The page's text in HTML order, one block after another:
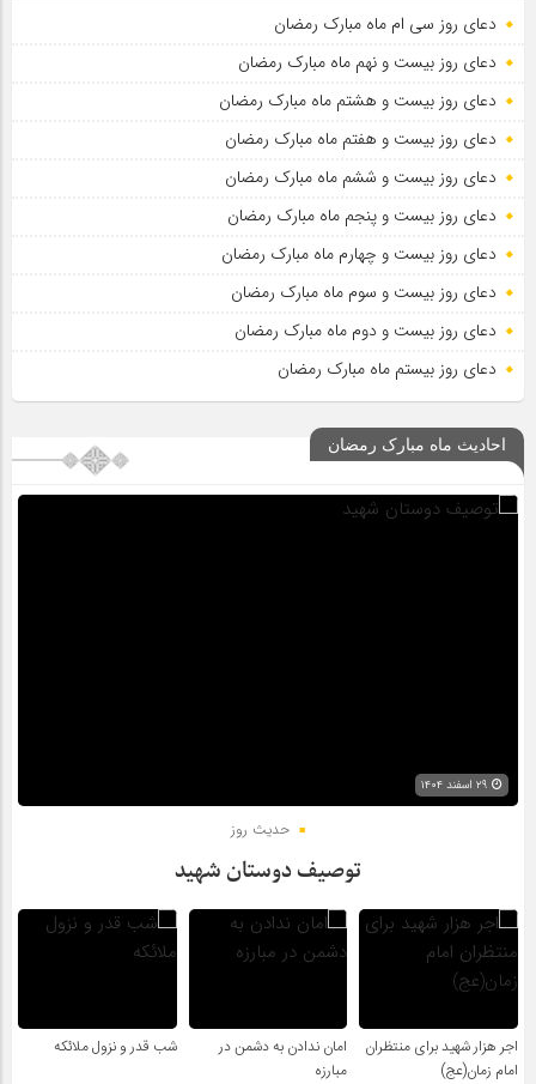
دعای روز سی ام ماه مبارک رمضان
دعای روز بیست و نهم ماه مبارک رمضان
دعای روز بیست و هشتم ماه مبارک رمضان
دعای روز بیست و هفتم ماه مبارک رمضان
دعای روز بیست و ششم ماه مبارک رمضان
دعای روز بیست و پنجم ماه مبارک رمضان
دعای روز بیست و چهارم ماه مبارک رمضان
دعای روز بیست و سوم ماه مبارک رمضان
دعای روز بیست و دوم ماه مبارک رمضان
دعای روز بیستم ماه مبارک رمضان
احادیث ماه مبارک رمضان
حدیث روز
توصیف دوستان شهید
اجر هزار شهید برای منتظران
امام زمان(عج)
امان ندادن به دشمن در
مبارزه
شب قدر و نزول ملائکه